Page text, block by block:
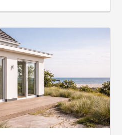
wymienić stare okna na
nagrzewanie, a przez